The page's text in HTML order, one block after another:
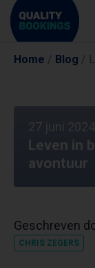
Home / Blog /
27 juni 2024
Leven in
avontuur
Geschreven
CHRIS ZEGERS